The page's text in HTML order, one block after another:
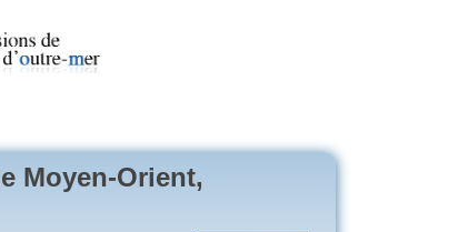
Moyen-Orient,